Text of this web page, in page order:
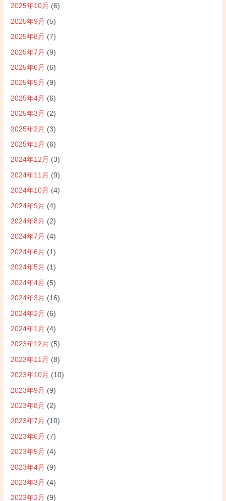
2025年10月 (6)
2025年9月 (5)
2025年8月 (7)
2025年7月 (9)
2025年6月 (6)
2025年5月 (9)
2025年4月 (6)
2025年3月 (2)
2025年2月 (3)
2025年1月 (6)
2024年12月 (3)
2024年11月 (9)
2024年10月 (4)
2024年9月 (4)
2024年8月 (2)
2024年7月 (4)
2024年6月 (1)
2024年5月 (1)
2024年4月 (5)
2024年3月 (16)
2024年2月 (6)
2024年1月 (4)
2023年12月 (5)
2023年11月 (8)
2023年10月 (10)
2023年9月 (9)
2023年8月 (2)
2023年7月 (10)
2023年6月 (7)
2023年5月 (4)
2023年4月 (9)
2023年3月 (4)
2023年2月 (9)